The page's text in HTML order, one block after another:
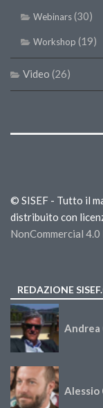
Webinars(30)
Workshop (19)
Video (26)
© SISEF - Tutto il
distribuito con
NonCommercial
REDAZIONE
Andrea
Alessio